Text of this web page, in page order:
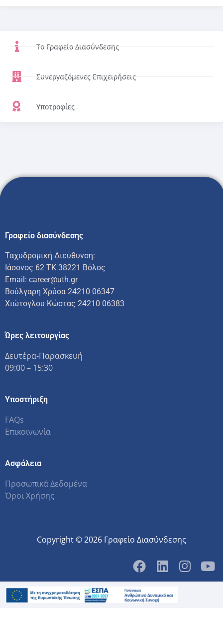
Το Γραφείο Διασύνδεσης
Συνεργαζόμενες Επιχειρήσεις
Υποτροφίες
Γραφείο διασύνδεσης
Ταχυδρομική Διεύθυνση:
Ιάσονος 62 ΤΚ 38221 Βόλος
Email: career@uth.gr
Βούλγαρη Χρύσα 24210 06347
Χιώτογλου Κώστας 24210 06383
Ώρες λειτουργίας
Δευτέρα-Παρασκευή
09:00 – 15:30
Υποστήριξη
FAQs
Επικοινωνία
Ασφάλεια
Προσωπικά Δεδομένα
Όροι Χρήσης
Copyright © 2026 Γραφείο Διασύνδεσης